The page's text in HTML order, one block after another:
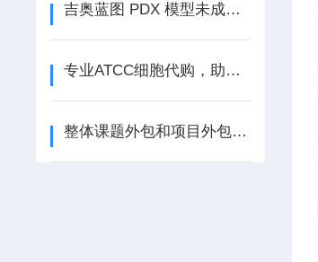
吉奥蓝图 PDX 模型未成瘤即免单
专业ATCC细胞代购，助力科研无忧
整体课题外包和项目外包-为什么越来越多的企业选择实验外包?